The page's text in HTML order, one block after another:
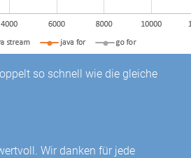
so schnell wie die gleiche
Wir danken für jede